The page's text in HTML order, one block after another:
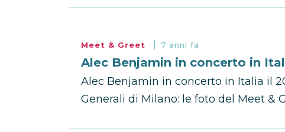
Meet & Greet 7 anni fa
Alec Benjamin in concerto in
Alec Benjamin in concerto in Italia il
Generali di Milano: le foto del Meet &